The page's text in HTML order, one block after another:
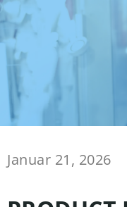
Januar 21, 2026